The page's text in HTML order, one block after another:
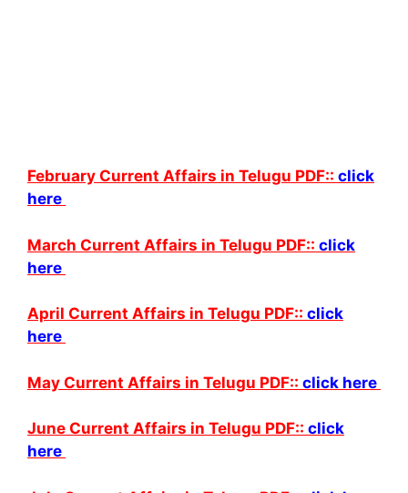
February Current Affairs in Telugu PDF:: click
here
March Current Affairs in Telugu PDF:: click
here
April Current Affairs in Telugu PDF:: click
here
May Current Affairs in Telugu PDF:: click here
June Current Affairs in Telugu PDF:: click
here